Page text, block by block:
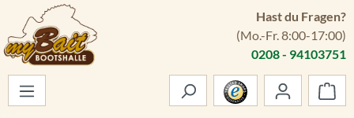
Zum Hauptinhalt springen
Hast du Fragen?
(Mo.-Fr. 8:00-17:00)
0208 - 94103751